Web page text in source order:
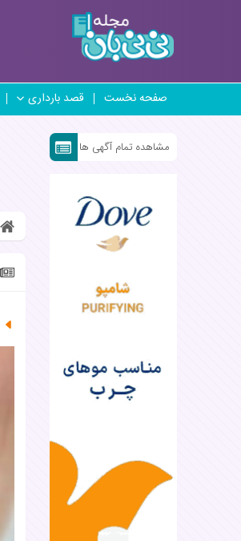
صفحه نخست قصد بارداری
مشاهده تمام آگهی ها